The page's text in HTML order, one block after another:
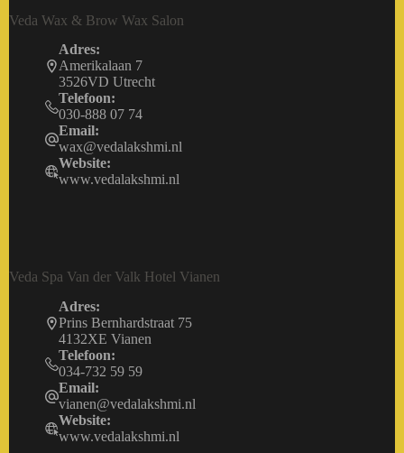
Veda Wax & Brow Wax Salon
Adres:
Amerikalaan 7
3526VD Utrecht
Telefoon:
030-888 07 74
Email:
wax@vedalakshmi.nl
Website:
www.vedalakshmi.nl
Veda Spa Van der Valk Hotel Vianen
Adres:
Prins Bernhardstraat 75
4132XE Vianen
Telefoon:
034-732 59 59
Email:
vianen@vedalakshmi.nl
Website:
www.vedalakshmi.nl